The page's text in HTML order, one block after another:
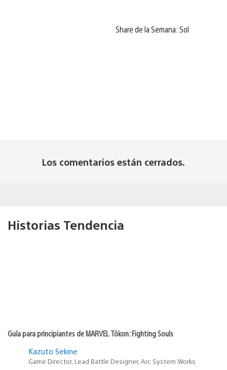
Share de la Semana: Sol
Los comentarios están cerrados.
Historias Tendencia
Guía para principiantes de MARVEL Tōkon: Fighting Souls
Kazuto Sekine
Game Director, Lead Battle Designer, Arc System Works